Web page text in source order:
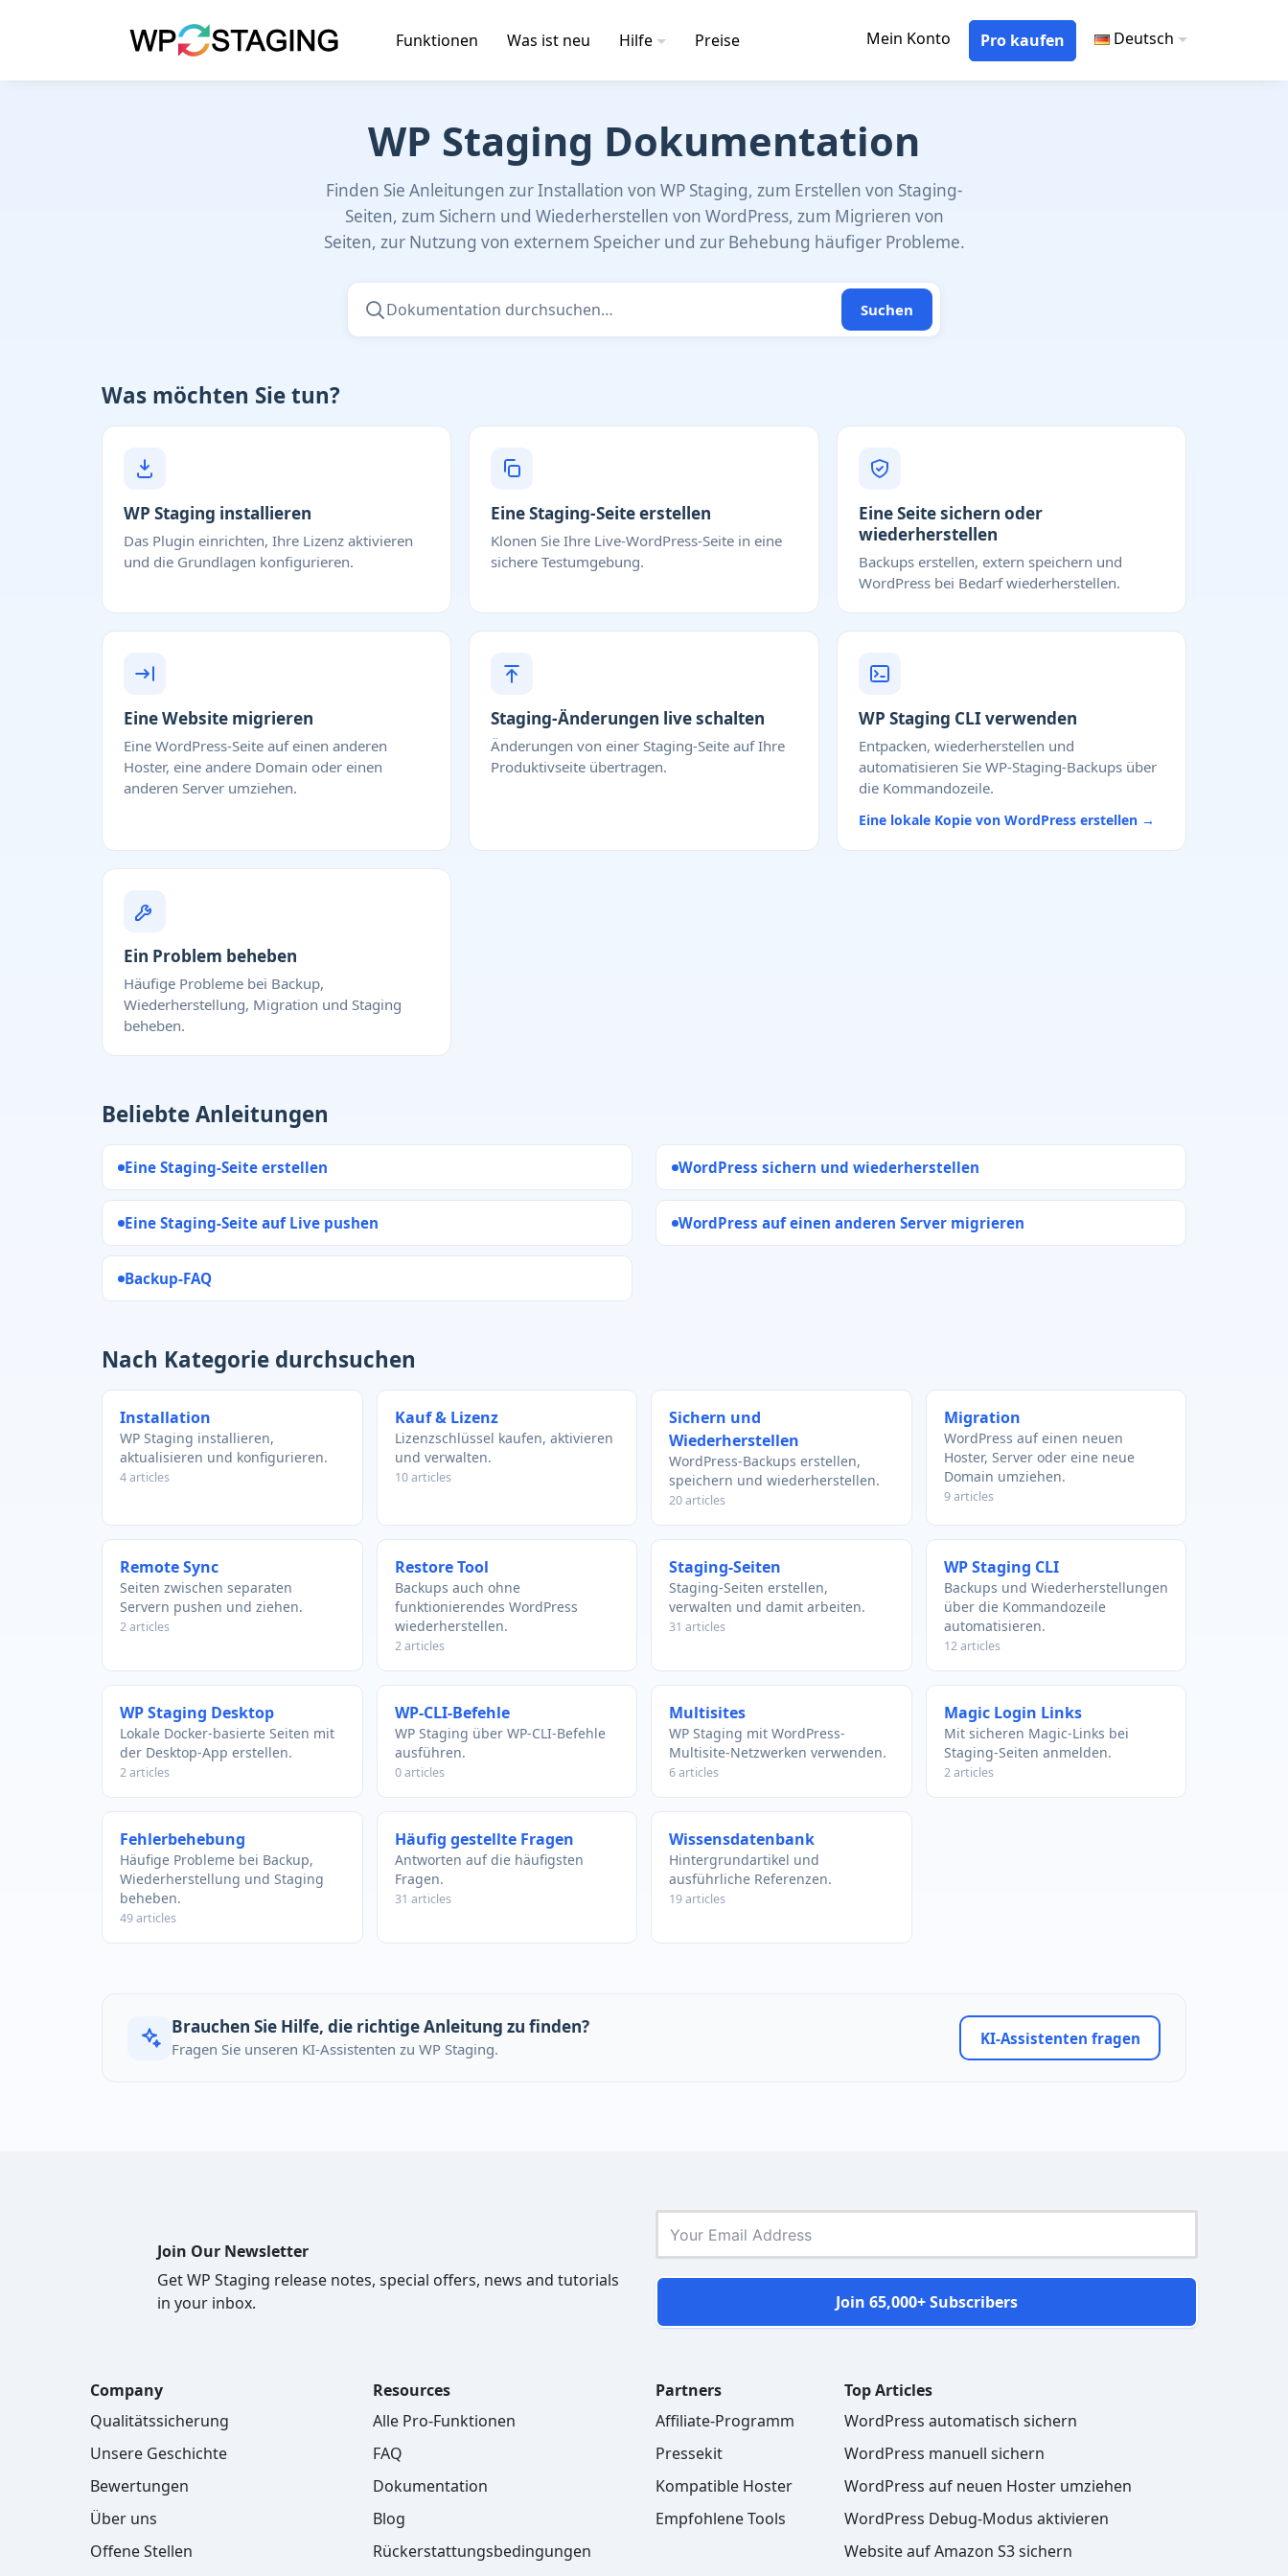
Funktionen Was ist neu Hilfe Preise Mein Konto Pro kaufen Deutsch
WP Staging Dokumentation
Finden Sie Anleitungen zur Installation von WP Staging, zum Erstellen von Staging-
Seiten, zum Sichern und Wiederherstellen von WordPress, zum Migrieren von
Seiten, zur Nutzung von externem Speicher und zur Behebung häufiger Probleme.
Dokumentation durchsuchen Suchen
Was möchten Sie tun?
WP Staging installieren
Das Plugin einrichten, Ihre Lizenz aktivieren
und die Grundlagen konfigurieren.
Eine Staging-Seite erstellen
Klonen Sie Ihre Live-WordPress-Seite in eine
sichere Testumgebung.
Eine Seite sichern oder
wiederherstellen
Backups erstellen, extern speichern und
WordPress bei Bedarf wiederherstellen.
Eine Website migrieren
Eine WordPress-Seite auf einen anderen
Hoster, eine andere Domain oder einen
anderen Server umziehen.
Staging-Änderungen live schalten
Änderungen von einer Staging-Seite auf Ihre
Produktivseite übertragen.
WP Staging CLI verwenden
Entpacken, wiederherstellen und
automatisieren Sie WP-Staging-Backups über
die Kommandozeile.
Eine lokale Kopie von WordPress erstellen →
Ein Problem beheben
Häufige Probleme bei Backup,
Wiederherstellung, Migration und Staging
beheben.
Beliebte Anleitungen
Eine Staging-Seite erstellen WordPress sichern und wiederherstellen
Eine Staging-Seite auf Live pushen WordPress auf einen anderen Server migrieren
Backup-FAQ
Nach Kategorie durchsuchen
Installation
WP Staging installieren,
aktualisieren und konfigurieren.
4 articles
Kauf & Lizenz
Lizenzschlüssel kaufen, aktivieren
und verwalten.
10 articles
Sichern und
Wiederherstellen
WordPress-Backups erstellen,
speichern und wiederherstellen.
20 articles
Migration
WordPress auf einen neuen
Hoster, Server oder eine neue
Domain umziehen.
9 articles
Remote Sync
Seiten zwischen separaten
Servern pushen und ziehen.
2 articles
Restore Tool
Backups auch ohne
funktionierendes WordPress
wiederherstellen.
2 articles
Staging-Seiten
Staging-Seiten erstellen,
verwalten und damit arbeiten.
31 articles
WP Staging CLI
Backups und Wiederherstellungen
über die Kommandozeile
automatisieren.
12 articles
WP Staging Desktop
Lokale Docker-basierte Seiten mit
der Desktop-App erstellen.
2 articles
WP-CLI-Befehle
WP Staging über WP-CLI-Befehle
ausführen.
0 articles
Multisites
WP Staging mit WordPress-
Multisite-Netzwerken verwenden.
6 articles
Magic Login Links
Mit sicheren Magic-Links bei
Staging-Seiten anmelden.
2 articles
Fehlerbehebung
Häufige Probleme bei Backup,
Wiederherstellung und Staging
beheben.
49 articles
Häufig gestellte Fragen
Antworten auf die häufigsten
Fragen.
31 articles
Wissensdatenbank
Hintergrundartikel und
ausführliche Referenzen.
19 articles
Brauchen Sie Hilfe, die richtige Anleitung zu finden?
Fragen Sie unseren KI-Assistenten zu WP Staging.
KI-Assistenten fragen
Join Our Newsletter
Get WP Staging release notes, special offers, news and tutorials
in your inbox.
Join 65,000+ Subscribers
Company
Qualitätssicherung
Unsere Geschichte
Bewertungen
Über uns
Offene Stellen
Resources
Alle Pro-Funktionen
FAQ
Dokumentation
Blog
Rückerstattungsbedingungen
Partners
Affiliate-Programm
Pressekit
Kompatible Hoster
Empfohlene Tools
Top Articles
WordPress automatisch sichern
WordPress manuell sichern
WordPress auf neuen Hoster umziehen
WordPress Debug-Modus aktivieren
Website auf Amazon S3 sichern